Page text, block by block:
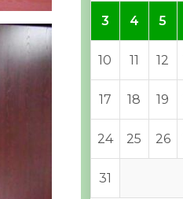
3 4 5
10 11 12
17 18 19
24 25 26
31